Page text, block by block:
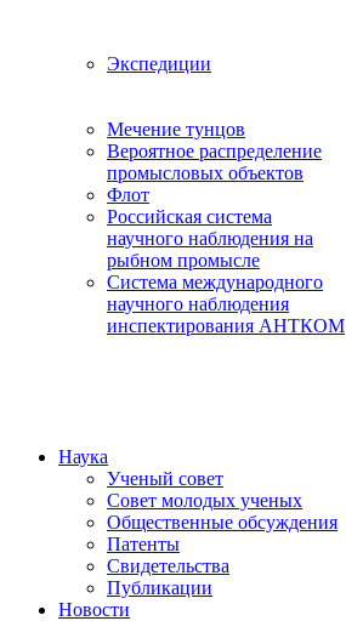
Экспедиции
Мечение тунцов
Вероятное распределение
промысловых объектов
Флот
Российская система
научного наблюдения на
рыбном промысле
Система международного
научного наблюдения
инспектирования АНТКОМ
Наука
Ученый совет
Совет молодых ученых
Общественные обсуждения
Патенты
Свидетельства
Публикации
Новости